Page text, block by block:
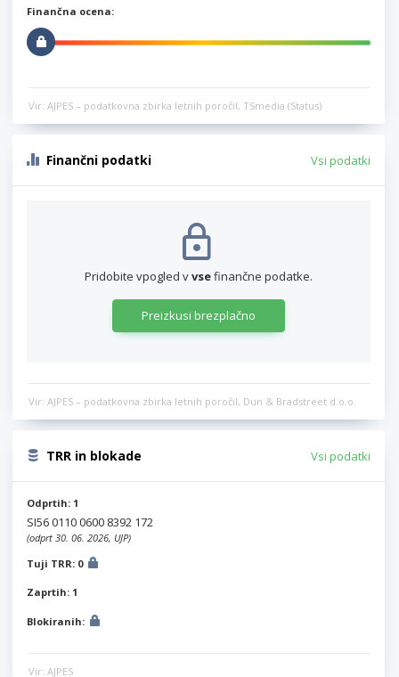
Finančna ocena:
Vir: AJPES – podatkovna zbirka letnih poročil, TSmedia (Status)
Finančni podatki Vsi podatki
Pridobite vpogled vvsefinančne podatke.
Preizkusi brezplačno
Vir: AJPES – podatkovna zbirka letnih poročil, Dun & Bradstreet d.o.o.
TRR in blokade Vsi podatki
Odprtih: 1
SI56 0110 0600 8392 172
(odprt 30. 06. 2026, UJP)
Tuji TRR: 0
Zaprtih: 1
Blokiranih:
Vir: AJPES